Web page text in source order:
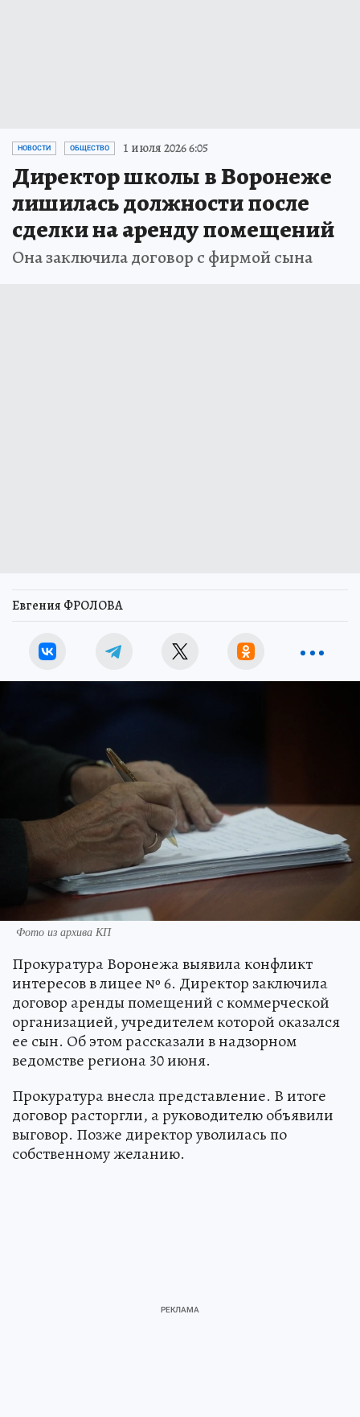
НОВОСТИ ОБЩЕСТВО 1 июля 2026 6:05
Директор школы в Воронеже
лишилась должности после
сделки на аренду помещений
Она заключила договор с фирмой сына
Евгения ФРОЛОВА
Фото из архива КП
Прокуратура Воронежа выявила конфликт
интересов в лицее № 6. Директор заключила
договор аренды помещений с коммерческой
организацией, учредителем которой оказался
ее сын. Об этом рассказали в надзорном
ведомстве региона 30 июня.
Прокуратура внесла представление. В итоге
договор расторгли, а руководителю объявили
выговор. Позже директор уволилась по
собственному желанию.